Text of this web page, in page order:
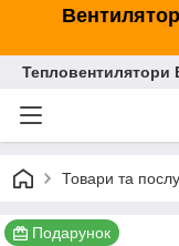
Тепловентилятори
Товари та
Подарунок